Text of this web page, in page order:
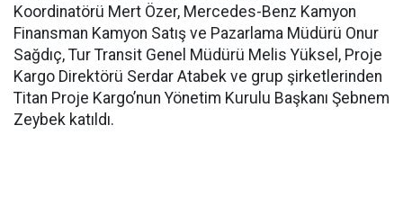
Koordinatörü Mert Özer, Mercedes-Benz Kamyon
Finansman Kamyon Satış ve Pazarlama Müdürü Onur
Sağdıç, Tur Transit Genel Müdürü Melis Yüksel, Proje
Kargo Direktörü Serdar Atabek ve grup şirketlerinden
Titan Proje Kargo’nun Yönetim Kurulu Başkanı Şebnem
Zeybek katıldı.